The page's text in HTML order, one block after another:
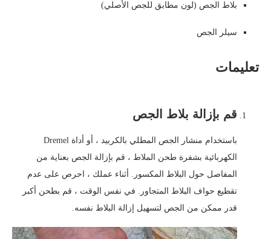
بلاط الجص (لون مطابق للجص الأصلي)
سيلر الجص
تعليمات
قم بإزالة بلاط الجص
باستخدام منشار الجص المطلي بالكربيد ، أو أداة Dremel
الكهربائية بشفرة طحن الملاط ، قم بإزالة الجص بعناية من
المفاصل حول البلاط المكسور. أثناء عملك ، احرص على عدم
تقطيع حواف البلاط المتجاور. في نفس الوقت ، قم بطحن أكبر
قدر ممكن من الجص لتسهيل إزالة البلاط نفسه.